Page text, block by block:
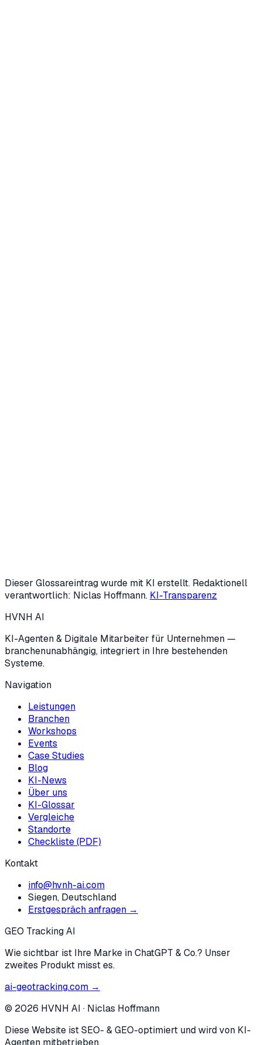
Dieser Glossareintrag wurde mit KI erstellt. Redaktionell
verantwortlich: Niclas Hoffmann. KI-Transparenz
HVNH AI
KI-Agenten & Digitale Mitarbeiter für Unternehmen —
branchenunabhängig, integriert in Ihre bestehenden
Systeme.
Navigation
Leistungen
Branchen
Workshops
Events
Case Studies
Blog
KI-News
Über uns
KI-Glossar
Vergleiche
Standorte
Checkliste (PDF)
Kontakt
info@hvnh-ai.com
Siegen, Deutschland
Erstgespräch anfragen →
GEO Tracking AI
Wie sichtbar ist Ihre Marke in ChatGPT & Co.? Unser
zweites Produkt misst es.
ai-geotracking.com →
© 2026 HVNH AI · Niclas Hoffmann
Diese Website ist SEO- & GEO-optimiert und wird von KI-